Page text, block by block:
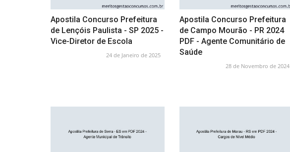
Apostila Concurso Prefeitura
de Lençóis Paulista - SP 2025 -
Vice-Diretor de Escola
24 de Janeiro de 2025
Apostila Concurso Prefeitura
de Campo Mourão - PR 2024
PDF - Agente Comunitário de
Saúde
28 de Novembro de 2024